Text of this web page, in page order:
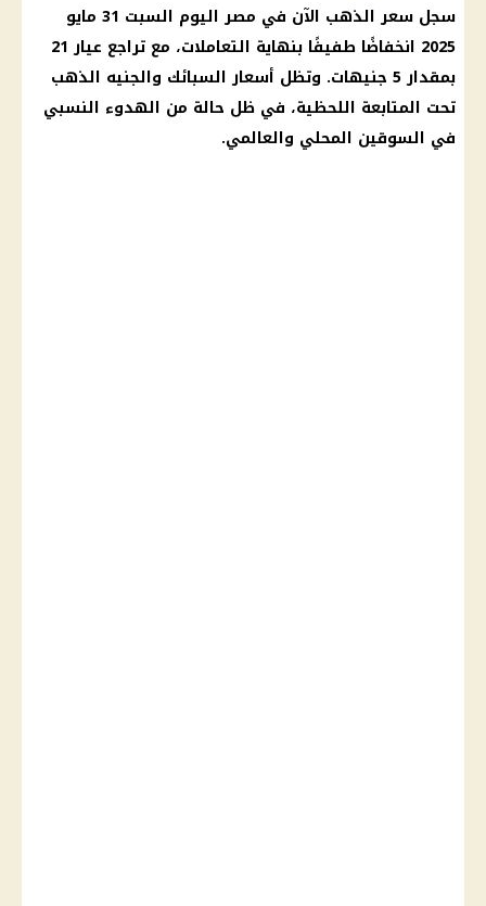
سجل سعر الذهب الآن في مصر اليوم السبت 31 مايو
2025 انخفاضًا طفيفًا بنهاية التعاملات، مع تراجع عيار 21
بمقدار 5 جنيهات. وتظل أسعار السبائك والجنيه الذهب
تحت المتابعة اللحظية، في ظل حالة من الهدوء النسبي
في السوقين المحلي والعالمي.